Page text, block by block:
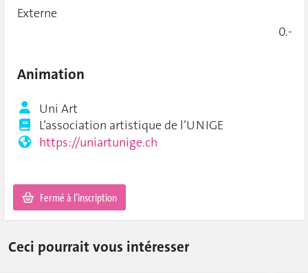
Externe
0.-
Animation
Uni Art
L’association artistique de l’UNIGE
https://uniartunige.ch
Fermé à l’inscription
Ceci pourrait vous intéresser